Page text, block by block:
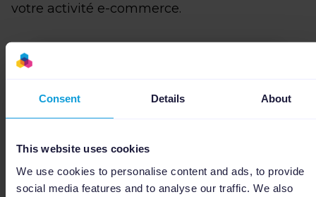
Consent Details About
This website uses cookies
We use cookies to personalise content and ads, to provide
social media features and to analyse our traffic. We also
votre activité e-commerce.